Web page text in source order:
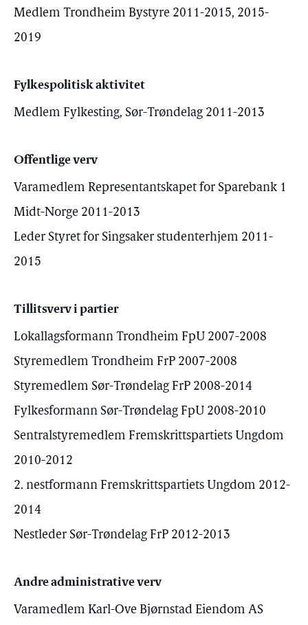
Medlem Trondheim Bystyre 2011-2015, 2015-
2019
Fylkespolitisk aktivitet
Medlem Fylkesting, Sør-Trøndelag 2011-2013
Offentlige verv
Varamedlem Representantskapet for Sparebank 1
Midt-Norge 2011-2013
Leder Styret for Singsaker studenterhjem 2011-
2015
Tillitsverv i partier
Lokallagsformann Trondheim FpU 2007-2008
Styremedlem Trondheim FrP 2007-2008
Styremedlem Sør-Trøndelag FrP 2008-2014
Fylkesformann Sør-Trøndelag FpU 2008-2010
Sentralstyremedlem Fremskrittspartiets Ungdom
2010-2012
2. nestformann Fremskrittspartiets Ungdom 2012-
2014
Nestleder Sør-Trøndelag FrP 2012-2013
Andre administrative verv
Varamedlem Karl-Ove Bjørnstad Eiendom AS